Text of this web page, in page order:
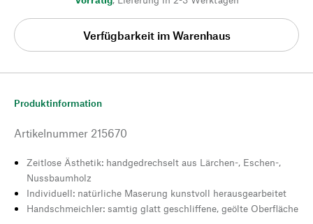
Verfügbarkeit im Warenhaus
Produktinformation
Artikelnummer 215670
Zeitlose Ästhetik: handgedrechselt aus Lärchen-, Eschen-,
Nussbaumholz
Individuell: natürliche Maserung kunstvoll herausgearbeitet
Handschmeichler: samtig glatt geschliffene, geölte Oberfläche